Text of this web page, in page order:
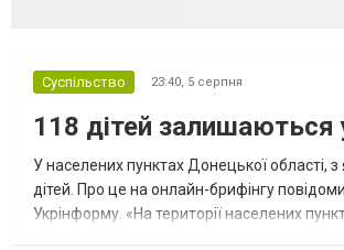
Суспільство 23:40, 5 серпня
118 дітей залишаються
У населених пунктах Донецької області,
дітей. Про це на онлайн-брифінгу
Укрінформу. «На території населених